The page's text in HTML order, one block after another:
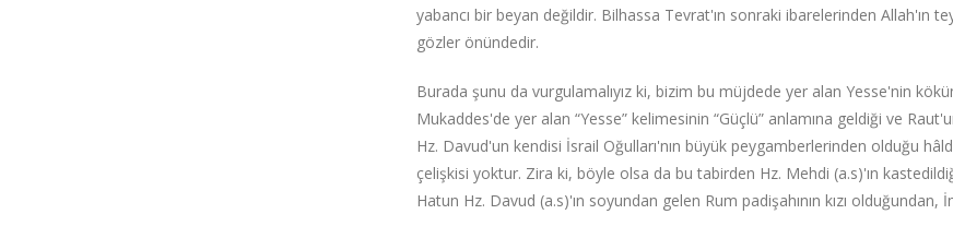
yabancı bir beyan değildir. Bilhassa Tevrat'ın sonraki ibarelerinden Allah'ın
gözler önündedir.
Burada şunu da vurgulamalıyız ki, bizim bu müjdede yer alan Yesse'nin
Mukaddes'de yer alan “Yesse” kelimesinin “Güçlü” anlamına geldiği ve
Hz. Davud'un kendisi İsrail Oğulları'nın büyük peygamberlerinden olduğu
çelişkisi yoktur. Zira ki, böyle olsa da bu tabirden Hz. Mehdi (a.s)'ın
Hatun Hz. Davud (a.s)'ın soyundan gelen Rum padişahının kızı